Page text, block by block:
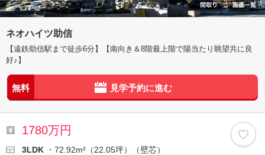
ネオハイツ助信
【遠鉄助信駅まで徒歩6分】【南向き＆8階最上階で陽当たり眺望共に良
好♪】
無料 見学予約に進む
1780万円
3LDK
・72.92m²（22.05坪）（壁芯）